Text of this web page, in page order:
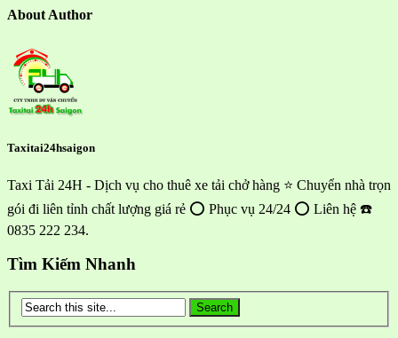
About Author
Taxitai24hsaigon
Taxi Tải 24H - Dịch vụ cho thuê xe tải chở hàng ⭐ Chuyển nhà trọn
gói đi liên tỉnh chất lượng giá rẻ ⭕ Phục vụ 24/24 ⭕ Liên hệ ☎️
0835 222 234.
Tìm Kiếm Nhanh